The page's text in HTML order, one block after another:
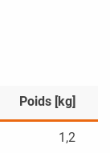
Poids [kg]
1,2